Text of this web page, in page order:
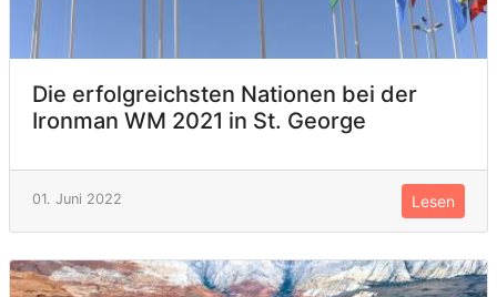
Die erfolgreichsten Nationen bei der
Ironman WM 2021 in St. George
01. Juni 2022 Lesen